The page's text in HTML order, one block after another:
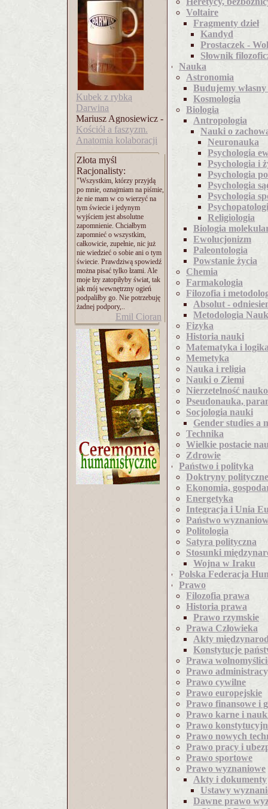
Kubek z rybką
Darwina
Mariusz Agnosiewicz -
Kościół a faszyzm.
Anatomia kolaboracji
Złota myśl
Racjonalisty:
"Wszystkim, którzy przyjdą
po mnie, oznajmiam na piśmie,
że nie mam w co wierzyć na
tym świecie i jedynym
wyjściem jest absolutne
zapomnienie. Chciałbym
zapomnieć o wszystkim,
całkowicie, zupełnie, nic już
nie wiedzieć o sobie ani o tym
świecie. Prawdziwą spowiedź
można pisać tylko łzami. Ale
moje łzy zatopiłyby świat, tak
jak mój wewnętrzny ogień
podpaliłby go. Nie potrzebuję
żadnej podpory,..
Emil Cioran
Voltaire
Fragmenty dzieł
Kandyd
Prostaczek -
Słownik
Nauka
Astronomia
Budujemy
Kosmologia
Biologia
Antropologia
Nauki o
Neuronauka
Psychologia
Psychologia i
Psychologia
Psychologia
Psychologia
Religiologia
Biologia
Ewolucjonizm
Paleontologia
Powstanie życia
Chemia
Farmakologia
Filozofia i
Absolut -
Metodologia
Fizyka
Historia nauki
Matematyka i
Memetyka
Nauka i religia
Nauki o Ziemi
Nierzetelność
Pseudonauka,
Socjologia nauki
Gender studies a
Technika
Wielkie postacie
Zdrowie
Państwo i polityka
Doktryny
Ekonomia,
Energetyka
Integracja i Unia
Państwo
Politologia
Satyra polityczna
Stosunki
Wojna w Iraku
Polska Federacja
Prawo
Filozofia prawa
Historia prawa
Prawo rzymskie
Prawa Człowieka
Akty
Konstytucje
Prawa
Prawo
Prawo cywilne
Prawo europejskie
Prawo finansowe i
Prawo karne i
Prawo
Prawo nowych
Prawo pracy i
Prawo sportowe
Prawo wyznaniowe
Akty i dokumenty
Ustawy
Dawne prawo